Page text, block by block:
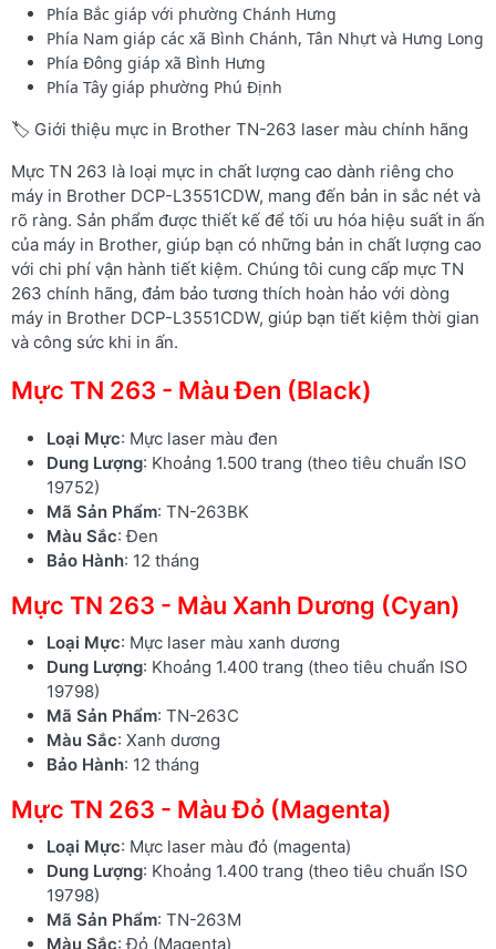
Phía Bắc giáp với phường Chánh Hưng
Phía Nam giáp các xã Bình Chánh, Tân Nhựt và Hưng Long
Phía Đông giáp xã Bình Hưng
Phía Tây giáp phường Phú Định
🏷️ Giới thiệu mực in Brother TN-263 laser màu chính hãng
Mực TN 263 là loại mực in chất lượng cao dành riêng cho
máy in Brother DCP-L3551CDW, mang đến bản in sắc nét và
rõ ràng. Sản phẩm được thiết kế để tối ưu hóa hiệu suất in ấn
của máy in Brother, giúp bạn có những bản in chất lượng cao
với chi phí vận hành tiết kiệm. Chúng tôi cung cấp mực TN
263 chính hãng, đảm bảo tương thích hoàn hảo với dòng
máy in Brother DCP-L3551CDW, giúp bạn tiết kiệm thời gian
và công sức khi in ấn.
Mực TN 263 - Màu Đen (Black)
Loại Mực: Mực laser màu đen
Dung Lượng: Khoảng 1.500 trang (theo tiêu chuẩn ISO
19752)
Mã Sản Phẩm: TN-263BK
Màu Sắc: Đen
Bảo Hành: 12 tháng
Mực TN 263 - Màu Xanh Dương (Cyan)
Loại Mực: Mực laser màu xanh dương
Dung Lượng: Khoảng 1.400 trang (theo tiêu chuẩn ISO
19798)
Mã Sản Phẩm: TN-263C
Màu Sắc: Xanh dương
Bảo Hành: 12 tháng
Mực TN 263 - Màu Đỏ (Magenta)
Loại Mực: Mực laser màu đỏ (magenta)
Dung Lượng: Khoảng 1.400 trang (theo tiêu chuẩn ISO
19798)
Mã Sản Phẩm: TN-263M
Màu Sắc: Đỏ (Magenta)